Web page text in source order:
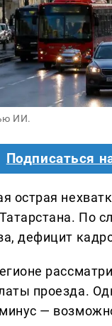
ИИ.
Подписаться
острая
По
дефицит
проезда.
—